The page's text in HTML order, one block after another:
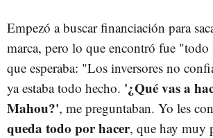
Empezó a buscar financiación para
marca, pero lo que encontró fue
que esperaba: "Los inversores no
ya estaba todo hecho. '¿Qué vas a
Mahou?', me preguntaban. Yo les
queda todo por hacer, que hay muy